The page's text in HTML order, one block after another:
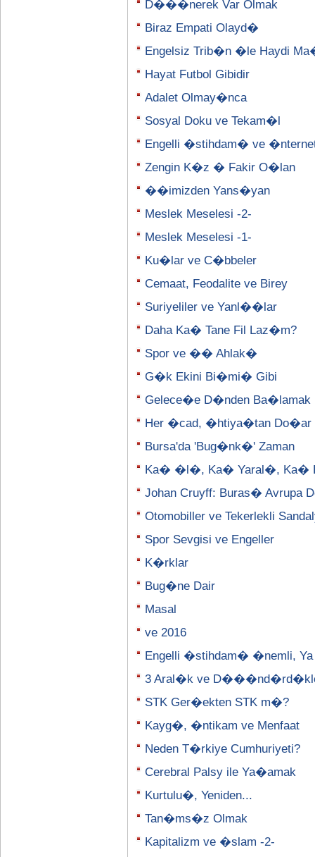
D���nerek Var Olmak
Biraz Empati Olayd�
Engelsiz Trib�n �le Haydi
Hayat Futbol Gibidir
Adalet Olmay�nca
Sosyal Doku ve Tekam�l
Engelli �stihdam� ve
Zengin K�z � Fakir O�lan
��imizden Yans�yan
Meslek Meselesi -2-
Meslek Meselesi -1-
Ku�lar ve C�bbeler
Cemaat, Feodalite ve Birey
Suriyeliler ve Yanl��lar
Daha Ka� Tane Fil Laz�m?
Spor ve �� Ahlak�
G�k Ekini Bi�mi� Gibi
Gelece�e D�nden Ba�lamak
Her �cad, �htiya�tan Do�ar
Bursa'da 'Bug�nk�' Zaman
Ka� �l�, Ka� Yaral�, Ka�
Johan Cruyff: Buras� Avrupa
Otomobiller ve Tekerlekli
Spor Sevgisi ve Engeller
K�rklar
Bug�ne Dair
Masal
ve 2016
Engelli �stihdam� �nemli,
3 Aral�k ve
STK Ger�ekten STK m�?
Kayg�, �ntikam ve Menfaat
Neden T�rkiye Cumhuriyeti?
Cerebral Palsy ile Ya�amak
Kurtulu�, Yeniden...
Tan�ms�z Olmak
Kapitalizm ve �slam -2-